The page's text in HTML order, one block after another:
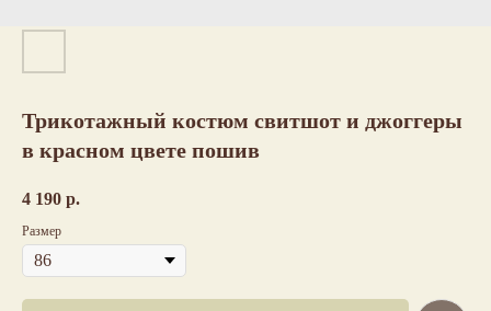
Трикотажный костюм свитшот и джоггеры
в красном цвете пошив
4 190 р.
Размер